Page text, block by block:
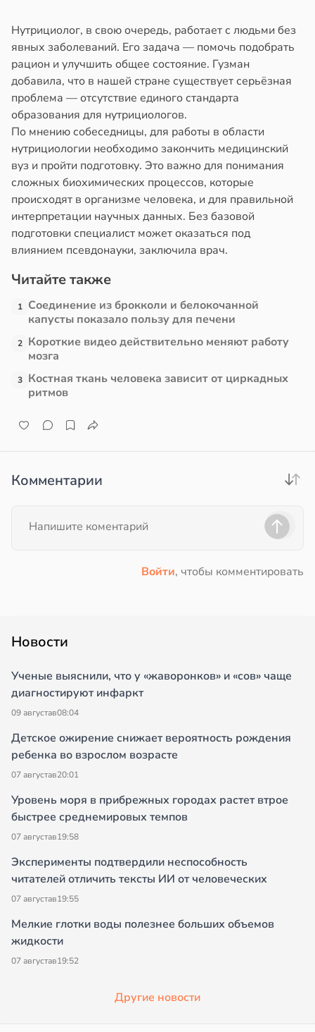
в19:52
Нутрициолог, в свою очередь, работает с людьми без
явных заболеваний. Его задача — помочь подобрать
рацион и улучшить общее состояние. Гузман
добавила, что в нашей стране существует серьёзная
проблема — отсутствие единого стандарта
образования для нутрициологов.
По мнению собеседницы, для работы в области
нутрициологии необходимо закончить медицинский
вуз и пройти подготовку. Это важно для понимания
сложных биохимических процессов, которые
происходят в организме человека, и для правильной
интерпретации научных данных. Без базовой
подготовки специалист может оказаться под
влиянием псевдонауки, заключила врач.
Читайте также
1 Соединение из брокколи и белокочанной
капусты показало пользу для печени
2 Короткие видео действительно меняют работу
мозга
3 Костная ткань человека зависит от циркадных
ритмов
Комментарии
Войти, чтобы комментировать
Новости
Ученые выяснили, что у «жаворонков» и «сов» чаще
диагностируют инфаркт
09 августав08:04
Детское ожирение снижает вероятность рождения
ребенка во взрослом возрасте
07 августав20:01
Уровень моря в прибрежных городах растет втрое
быстрее среднемировых темпов
07 августав19:58
Эксперименты подтвердили неспособность
читателей отличить тексты ИИ от человеческих
07 августав19:55
Мелкие глотки воды полезнее больших объемов
жидкости
07 августав19:52
Другие новости
в19:27